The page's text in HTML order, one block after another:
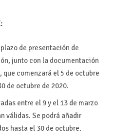
de presentación de
junto con la documentación
que comenzará el 5 de octubre
de octubre de 2020.
entre el 9 y el 13 de marzo
válidas. Se podrá añadir
hasta el 30 de octubre.